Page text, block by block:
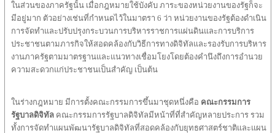
ในส่วนของภาครัฐนั้น เมื่อกฎหมายใช้บังคับ ภาระของหน่วยงานของรัฐก็จะ
มีอยู่มาก ตัวอย่างเช่นที่กำหนดไว้ในมาตรา 6 ว่า หน่วยงานของรัฐต้องดำเนิน
การจัดทำและปรับปรุงกระบวนการบริหารราชการแผ่นดินและการบริการ
ประชาชนตามภารกิจให้สอดคล้องกับวิธีการทางดิจิทัลและรองรับการบริหาร
งานภาครัฐตามมาตรฐานและแนวทางเชื่อมโยงโดยต้องคำนึงถึงการอำนวย
ความสะดวกแก่ประชาชนเป็นสำคัญ เป็นต้น
ในร่างกฎหมาย มีการตั้งคณะกรรมการขึ้นมาชุดหนึ่งคือ คณะกรรมการ
รัฐบาลดิจิทัล คณะกรรมการรัฐบาลดิจิทัลมีหน้าที่ที่สำคัญหลายประการ รวม
ทั้งการจัดทำแผนพัฒนารัฐบาลดิจิทัลที่สอดคล้องกับยุทธศาสตร์ชาติและแผน